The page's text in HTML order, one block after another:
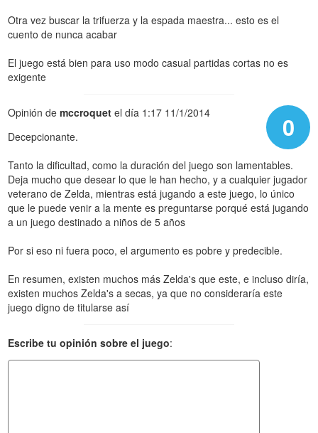
Otra vez buscar la trifuerza y la espada maestra... esto es el
cuento de nunca acabar
El juego está bien para uso modo casual partidas cortas no es
exigente
0
Opinión demccroquet el día 1:17 11/1/2014
Decepcionante.
Tanto la dificultad, como la duración del juego son lamentables.
Deja mucho que desear lo que le han hecho, y a cualquier jugador
veterano de Zelda, mientras está jugando a este juego, lo único
que le puede venir a la mente es preguntarse porqué está jugando
a un juego destinado a niños de 5 años
Por si eso ni fuera poco, el argumento es pobre y predecible.
En resumen, existen muchos más Zelda's que este, e incluso diría,
existen muchos Zelda's a secas, ya que no consideraría este
juego digno de titularse así
Escribe tu opinión sobre el juego: